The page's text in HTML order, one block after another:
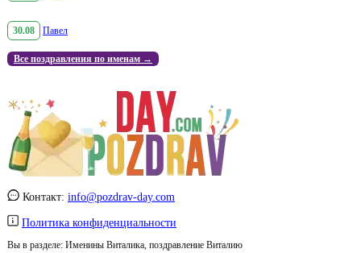
30.08 Павел
Все поздравления по именам →
Контакт: info@pozdrav-day.com
Политика конфиденциальности
Вы в разделе: Именины Виталика, поздравление Виталию